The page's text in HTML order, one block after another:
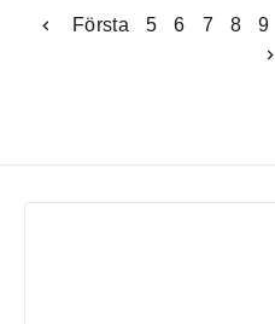
Första 5 6 7 8 9